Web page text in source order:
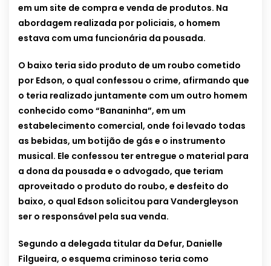
em um site de compra e venda de produtos. Na
abordagem realizada por policiais, o homem
estava com uma funcionária da pousada.
O baixo teria sido produto de um roubo cometido
por Edson, o qual confessou o crime, afirmando que
o teria realizado juntamente com um outro homem
conhecido como “Bananinha”, em um
estabelecimento comercial, onde foi levado todas
as bebidas, um botijão de gás e o instrumento
musical. Ele confessou ter entregue o material para
a dona da pousada e o advogado, que teriam
aproveitado o produto do roubo, e desfeito do
baixo, o qual Edson solicitou para Vandergleyson
ser o responsável pela sua venda.
Segundo a delegada titular da Defur, Danielle
Filgueira, o esquema criminoso teria como